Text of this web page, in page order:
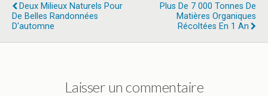
Deux Milieux Naturels Pour
De Belles Randonnées
D'automne
Plus De 7 000 Tonnes De
Matières Organiques
Récoltées En 1 An
Laisser un commentaire